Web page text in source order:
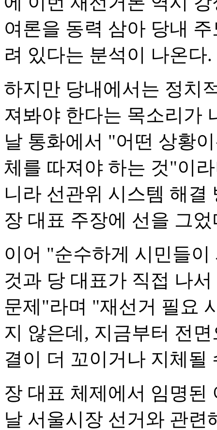
여론을 동력 삼아 당내
려 있다는 분석이 나온다.
하지만 당내에서는 정치
져봐야 한다는 목소리가
날 통화에서 "어떤 상황
체를 따져야 하는 것"이
니라 선관위 시스템 해
장 대표 주장에 선을 그었
이어 "순수하게 시민들
것과 당 대표가 직접 나
문제"라며 "재선거 필요
지 않은데, 지금부터 전
결이 더 꼬이거나 지체될
장 대표 체제에서 임명
날 서울시장 선거와 관